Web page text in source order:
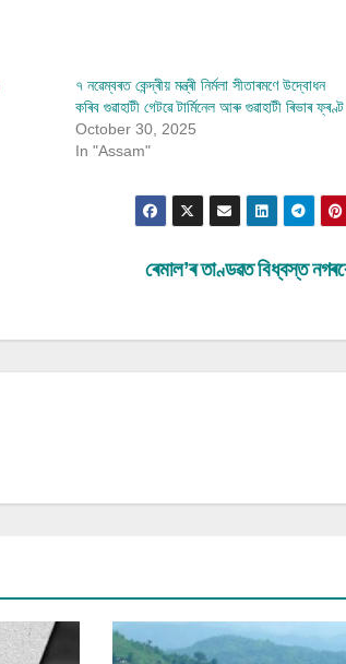
৭ নৱেম্বৰত কেন্দ্ৰীয় মন্ত্ৰী নিৰ্মলা সীতাৰমণে উদ্বোধন
কৰিব গুৱাহাটী গেটৱে টাৰ্মিনেল আৰু গুৱাহাটী ৰিভাৰ ফ্ৰণ্ট
October 30, 2025
In "Assam"
ৰেমাল’ৰ তাণ্ডৱত বিধ্বস্ত